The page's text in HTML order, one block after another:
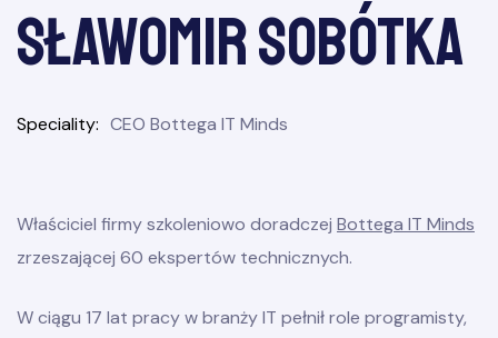
Sławomir Sobótka
Speciality CEO Bottega IT Minds
Właściciel firmy szkoleniowo doradczej Bottega IT Minds
zrzeszającej 60 ekspertów technicznych.
W ciągu 17 lat pracy w branży IT pełnił role programisty,